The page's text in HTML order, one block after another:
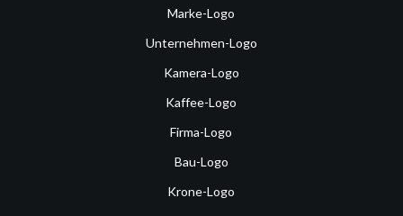
Marke-Logo
Unternehmen-Logo
Kamera-Logo
Kaffee-Logo
Firma-Logo
Bau-Logo
Krone-Logo